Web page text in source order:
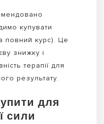
купувати
повний курс). Це
знижку і
терапії для
результату.
для
сили